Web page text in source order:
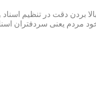
بردن دقت در تنظیم
مردم یعنی سردفتران